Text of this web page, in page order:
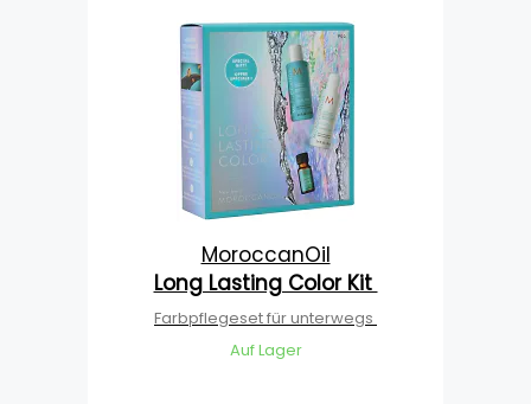
MoroccanOil
Long Lasting Color Kit
Farbpflegeset für unterwegs
Auf Lager